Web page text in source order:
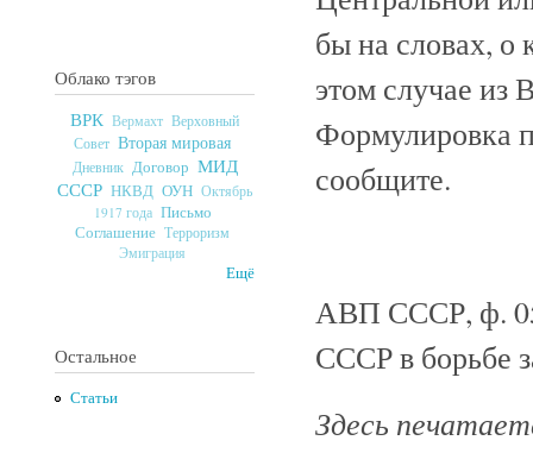
Облако тэгов
ВРК Вермахт Верховный
Совет Вторая мировая
Дневник Договор МИД
СССР НКВД ОУН Октябрь
1917 года Письмо
Соглашение Терроризм
Эмиграция
Ещё
Остальное
Статьи
бы на словах, о
этом случае из
Формулировка
сообщите.
АВП СССР, ф.
СССР в борьбе
Здесь